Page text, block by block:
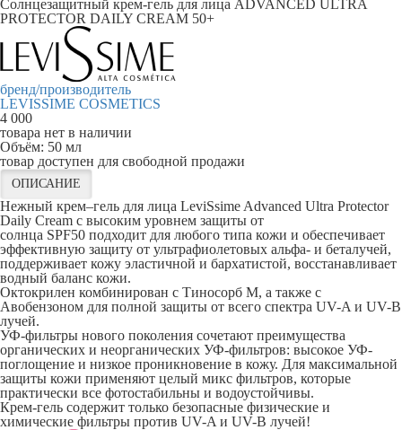
Солнцезащитный крем-гель для лица ADVANCED ULTRA
PROTECTOR DAILY CREAM 50+
бренд/производитель
LEVISSIME COSMETICS
4 000
товара нет в наличии
Объём: 50 мл
товар доступен для свободной продажи
ОПИСАНИЕ
Нежный крем–гель для лица LeviSsime Advanced Ultra Protector
Daily Cream с высоким уровнем защиты от
солнца SPF50 подходит для любого типа кожи и обеспечивает
эффективную защиту от ультрафиолетовых альфа- и беталучей,
поддерживает кожу эластичной и бархатистой, восстанавливает
водный баланс кожи.
Октокрилен комбинирован с Тиносорб М, а также с
Авобензоном для полной защиты от всего спектра UV-A и UV-B
лучей.
УФ-фильтры нового поколения сочетают преимущества
органических и неорганических УФ-фильтров: высокое УФ-
поглощение и низкое проникновение в кожу. Для максимальной
защиты кожи применяют целый микс фильтров, которые
практически все фотостабильны и водоустойчивы.
Крем-гель содержит только безопасные физические и
химические фильтры против UV-A и UV-B лучей!